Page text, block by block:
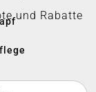
und Rabatte